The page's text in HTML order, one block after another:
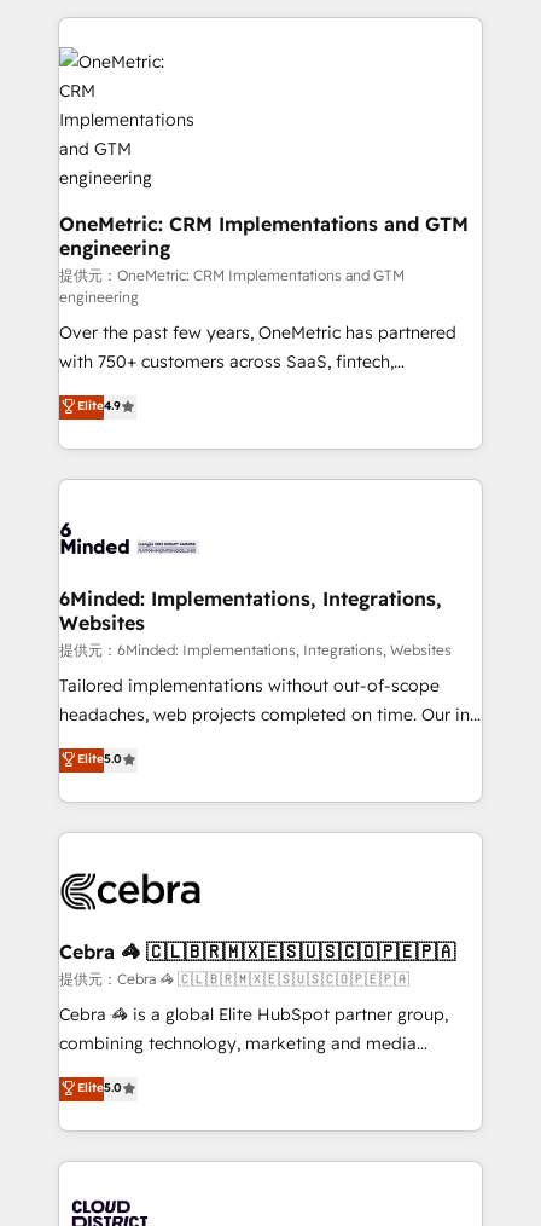
smarter marketing, sales, and customer success
strategies. As the only HubSpot Elite Partner in
Iberia (Spain & Portugal), we combine human insight
with intelligent automation to drive sustainable
growth. Our multidisciplinary team designs solutions
that simplify complexity, boost performance, and
turn innovation into real impact. 🌍 Highlights •
HubSpot Partner since 2012 • 2022 EMEA Impact
Award: Best Integration • 150+ successful HubSpot
projects • Clients in 30+ industries • Proprietary
technology for integrations • Multilingual team:
English, Spanish, Portuguese & Italian 👉 Grow
smarter with AI and HubSpot.
OneMetric: CRM Implementations and GTM
engineering
提供元：OneMetric: CRM Implementations and GTM
engineering
Over the past few years, OneMetric has partnered
with 750+ customers across SaaS, fintech,
healthcare, real estate, and other industries. With
150+ HubSpot-certified experts, we deliver scalable
solutions to complex GTM and RevOps challenges.
Our Expertise 🔹 Onboarding & Implementation:
tailored to your GTM motion. 🔹 Migrations:
from other CRMs to HubSpot without data loss or
downtime. 🔹 RevOps Strategy: Align teams,
processes, and data to drive revenue efficiency. 🔹
Integrations: Connect HubSpot with your tech stack
for better adoption. 🔹 Custom Solutions: Build
SOC 2 Type II and ISO 27001 certified, reinforcing
our commitment to data security and compliance. At
Elite4.9
6Minded: Implementations, Integrations,
Websites
提供元：6Minded: Implementations, Integrations, Websites
Tailored implementations without out-of-scope
headaches, web projects completed on time. Our in-
house team of certified CRM architects, experts,
developers, designers, and marketers handles all
aspects of your HubSpot. ✨ 400+ global clients ✨
100+ seamless migrations from 15+ different CRMs
implementations, and 5,000+ pages ✨ CS: Clients
CS: 245% organic growth & +751% new visitors for a
full-funnel HubSpot project ✨ CS: 415% conversion
boost with a new HubSpot site Recognized leaders:
🏆 HubSpot Platform Migration Impact Award 🏆
Inbound Campaign of the Year 🏆 Gold AVA Digital
Award for Best Website 🌟 Accreditations: CRM
Elite5.0
Cebra 🦓 🇨🇱🇧🇷🇲🇽🇪🇸🇺🇸🇨🇴🇵🇪🇵🇦
提供元：Cebra 🦓 🇨🇱🇧🇷🇲🇽🇪🇸🇺🇸🇨🇴🇵🇪🇵🇦
Cebra 🦓 is a global Elite HubSpot partner group,
combining technology, marketing and media
expertise across Latin America and Southern
Europe, with teams across 7 countries. Born in Chile,
we combine local insight with international reach to
help businesses grow through technology, creativity,
500+ HubSpot implementations, building end-to-
Elite5.0